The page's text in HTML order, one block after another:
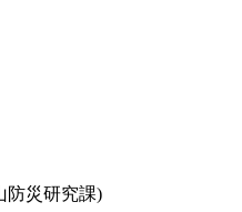
防災研究課)